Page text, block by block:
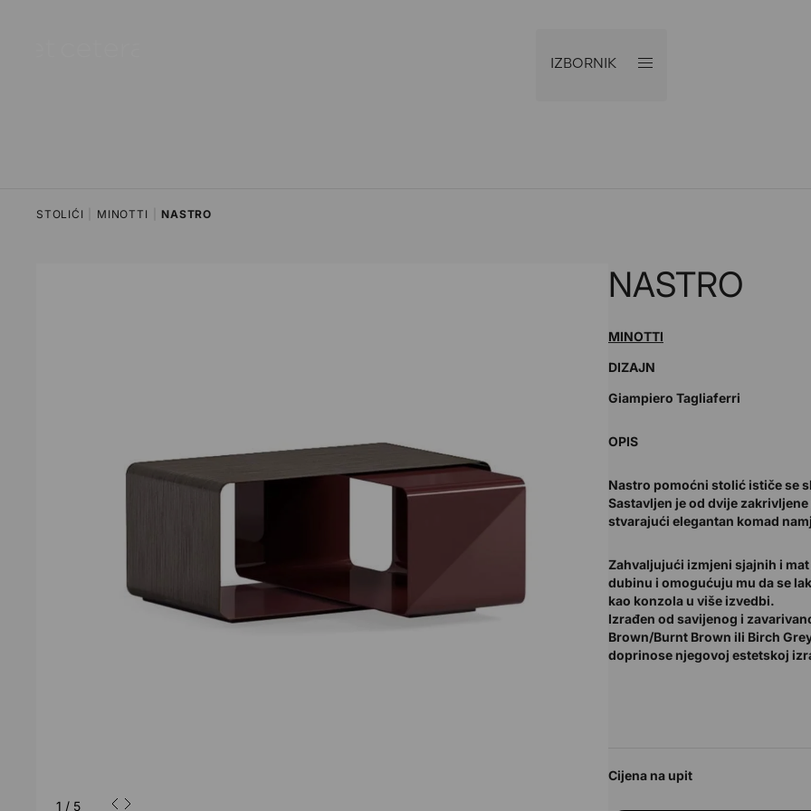
IZBORNIK
STOLIĆI MINOTTI NASTRO
1 / 5
NASTRO
MINOTTI
DIZAJN
Giampiero Tagliaferri
OPIS
Nastro pomoćni stolić ističe se
Sastavljen je od dvije
stvarajući elegantan komad
Zahvaljujući izmjeni sjajnih i
dubinu i omogućuju mu da se
kao konzola u više izvedbi.
Izrađen od savijenog i
Brown/Burnt Brown ili Birch
doprinose njegovoj estetskoj
Cijena na upit